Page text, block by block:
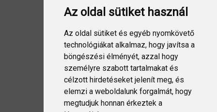
Az oldal sütiket használ
Az oldal sütiket és egyéb nyomkövető
technológiákat alkalmaz, hogy javítsa a
böngészési élményét, azzal hogy
személyre szabott tartalmakat és
célzott hirdetéseket jelenít meg, és
elemzi a weboldalunk forgalmát, hogy
megtudjuk honnan érkeztek a
Lakossági Split
Ipari Split
ESTIA
Szellőztetés
Folyadékhűtő
USX EDGE
Design Split